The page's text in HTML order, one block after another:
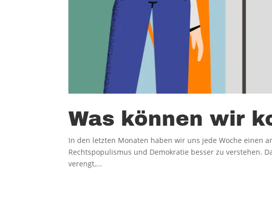
Was können wir
In den letzten Monaten haben wir uns jede Woche einen
Rechtspopulismus und Demokratie besser zu verstehen.
verengt,...